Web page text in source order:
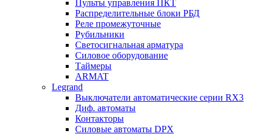
Пульты управления ПКТ
Распределительные блоки РБД
Реле промежуточные
Рубильники
Светосигнальная арматура
Силовое оборудование
Таймеры
ARMAT
Legrand
Выключатели автоматические серии RX3
Диф. автоматы
Контакторы
Силовые автоматы DPX